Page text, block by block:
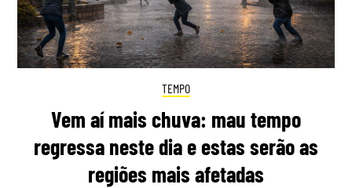
TEMPO
Vem aí mais chuva: mau tempo
regressa neste dia e estas serão as
regiões mais afetadas